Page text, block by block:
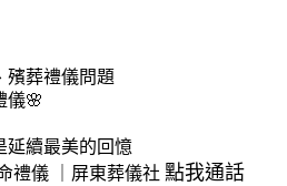
殯葬禮儀問題
儀🌸
延續最美的回憶
禮儀｜ 屏東葬儀社 點我通話